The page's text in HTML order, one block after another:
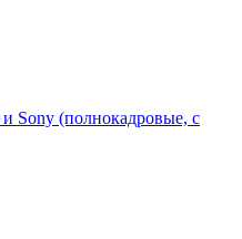
Sony (полнокадровые, с